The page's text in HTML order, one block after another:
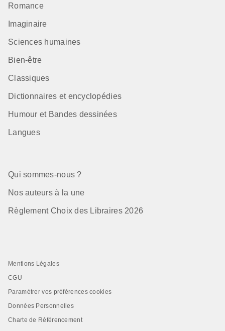
Romance
Imaginaire
Sciences humaines
Bien-être
Classiques
Dictionnaires et encyclopédies
Humour et Bandes dessinées
Langues
Qui sommes-nous ?
Nos auteurs à la une
Règlement Choix des Libraires 2026
Mentions Légales
CGU
Paramétrer vos préférences cookies
Données Personnelles
Charte de Référencement